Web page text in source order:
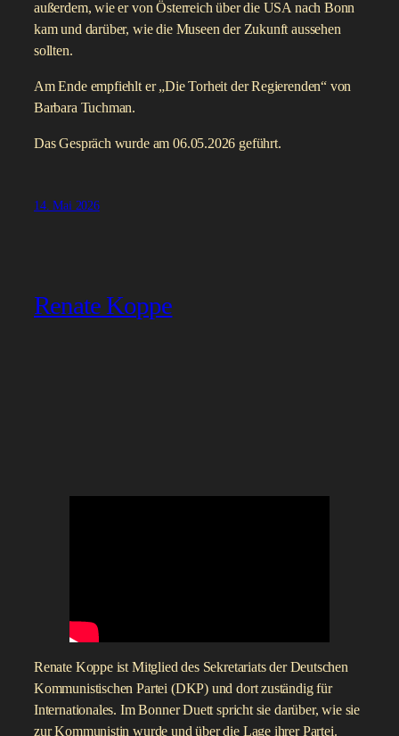
außerdem, wie er von Österreich über die USA nach Bonn
kam und darüber, wie die Museen der Zukunft aussehen
sollten.
Am Ende empfiehlt er „Die Torheit der Regierenden“ von
Barbara Tuchman.
Das Gespräch wurde am 06.05.2026 geführt.
14. Mai 2026
Renate Koppe
Renate Koppe ist Mitglied des Sekretariats der Deutschen
Kommunistischen Partei (DKP) und dort zuständig für
Internationales. Im Bonner Duett spricht sie darüber, wie sie
zur Kommunistin wurde und über die Lage ihrer Partei.